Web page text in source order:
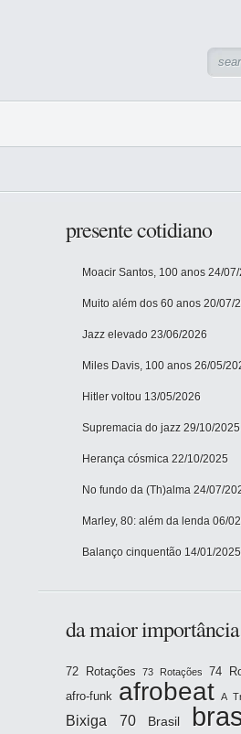
presente cotidiano
Moacir Santos, 100 anos 24/
Muito além dos 60 anos 20/07/
Jazz elevado 23/06/2026
Miles Davis, 100 anos 26/05/
Hitler voltou 13/05/2026
Supremacia do jazz 29/10/2025
Herança cósmica 22/10/2025
No fundo da (Th)alma 24/07/
Marley, 80: além da lenda 06/
Balanço cinquentão 14/01/2025
da maior importância
72 Rotações 73 Rotações 74
afro-funk afrobeat A
Bixiga 70 Brasil